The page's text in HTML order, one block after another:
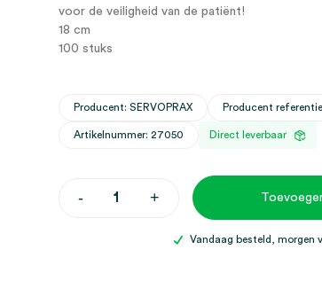
voor de veiligheid van de patiënt!
18 cm
100 stuks
Producent: SERVOPRAX Producent
Artikelnummer: 27050 Direct leverbaar
-Uitstrijkspatels
+
Vandaag besteld, morgen